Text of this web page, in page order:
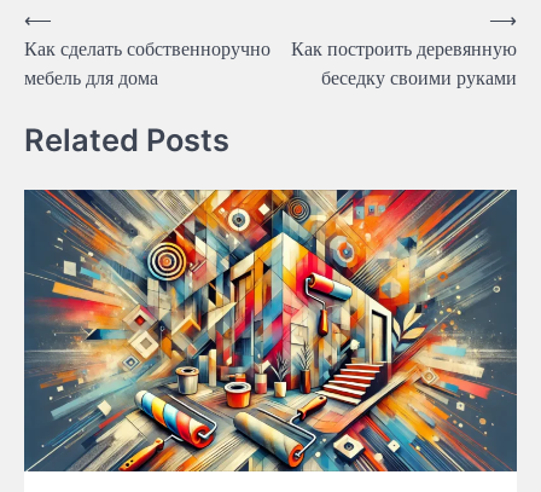
Навигация
по
записям
⟵
Как сделать собственноручно
мебель для дома
Как построить деревянную
беседку своими руками
⟶
Related Posts